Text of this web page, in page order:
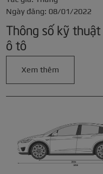
Ngày đăng: 08/01/2022
Thông số kỹ
ô tô
Xem thêm